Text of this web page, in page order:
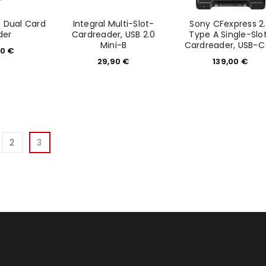
Dual Card
€
Integral Multi-Slot-
Cardreader, USB 2.0
Mini-B
29,90 €
Sony CFexpress
Type A Single-
Cardreader, USB-C
139,00 €
2 3